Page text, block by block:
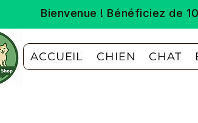
Bienvenue ! Bénéficiez de
ACCUEIL CHIEN CHAT